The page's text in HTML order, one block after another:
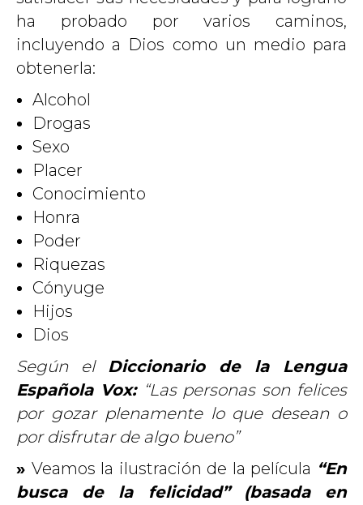
ha probado por varios caminos,
incluyendo a Dios como un medio para
obtenerla:
Alcohol
Drogas
Sexo
Placer
Conocimiento
Honra
Poder
Riquezas
Cónyuge
Hijos
Dios
Según el Diccionario de la Lengua
Española Vox: “Las personas son felices
por gozar plenamente lo que desean o
por disfrutar de algo bueno”
» Veamos la ilustración de la película “En
busca de la felicidad”
(basada en